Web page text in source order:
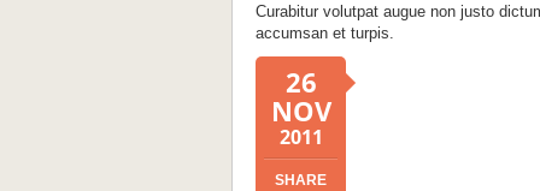
Curabitur volutpat augue non justo
accumsan et turpis.
26
NOV
2011
SHARE